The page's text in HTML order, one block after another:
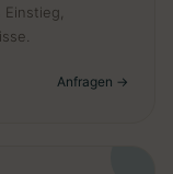
Anfragen